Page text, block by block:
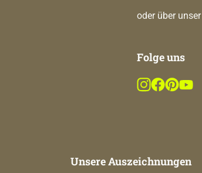
oder über unser
Folge uns
Unsere Auszeichnungen